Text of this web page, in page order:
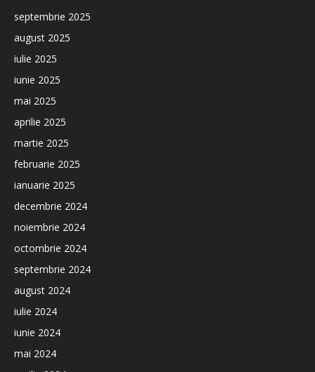
septembrie 2025
august 2025
iulie 2025
iunie 2025
mai 2025
aprilie 2025
martie 2025
februarie 2025
ianuarie 2025
decembrie 2024
noiembrie 2024
octombrie 2024
septembrie 2024
august 2024
iulie 2024
iunie 2024
mai 2024